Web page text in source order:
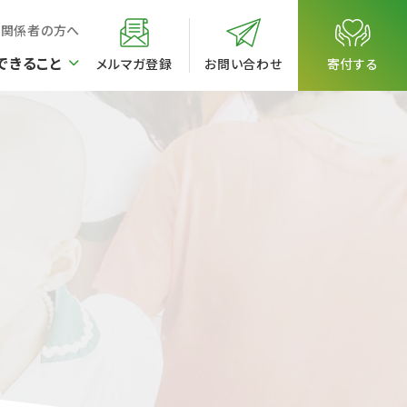
係者の方へ
きること メルマガ登録 お問い合わせ 寄付する